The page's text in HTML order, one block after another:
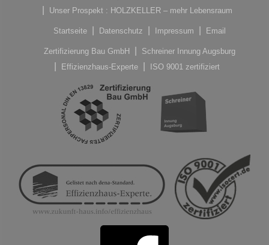
Unser Prospekt : HOLZKELLER – mehr Lebensraum
Startseite Datenschutz Impressum Email
Zertifizierung Bau GmbH
Schreiner Innung Augsburg
Effizienzhaus-Experte
ISO 9001 zertifiziert